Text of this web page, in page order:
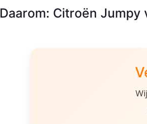
Daarom: Citroën